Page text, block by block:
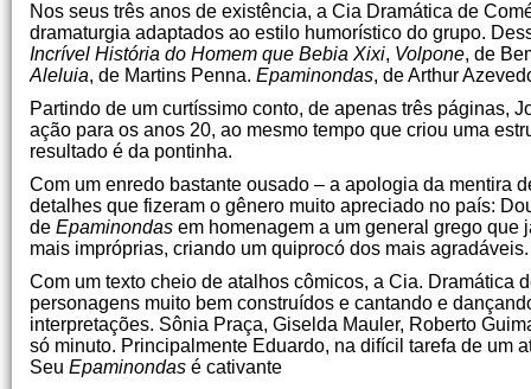
Nos seus três anos de existência, a Cia Dramática de
dramaturgia adaptados ao estilo humorístico do grupo.
Incrível História do Homem que Bebia Xixi, Volpone, de
Aleluia, de Martins Penna. Epaminondas, de Arthur
Partindo de um curtíssimo conto, de apenas três páginas,
ação para os anos 20, ao mesmo tempo que criou uma
resultado é da pontinha.
Com um enredo bastante ousado – a apologia da mentira
detalhes que fizeram o gênero muito apreciado no país:
de Epaminondas em homenagem a um general grego que
mais impróprias, criando um quiprocó dos mais agradáveis.
Com um texto cheio de atalhos cômicos, a Cia. Dramática
personagens muito bem construídos e cantando e
interpretações. Sônia Praça, Giselda Mauler, Roberto
só minuto. Principalmente Eduardo, na difícil tarefa de um
Seu Epaminondas é cativante